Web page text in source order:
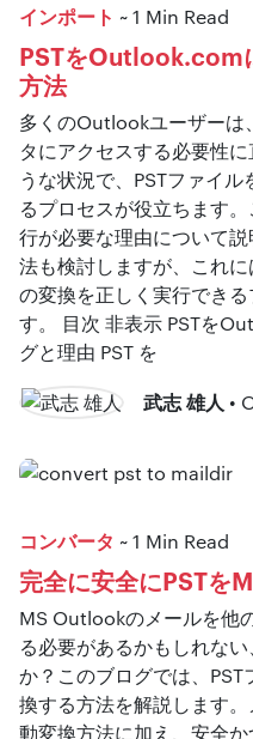
インポート ~ 1 Min Read
PSTをOutlook.com
方法
多くのOutlookユーザーは
タにアクセスする必要性
うな状況で、PSTファイ
るプロセスが役立ちます
行が必要な理由について
法も検討しますが、これ
の変換を正しく実行でき
す。 目次 非表示 PSTを
グと理由 PST を
武志 雄人 •
コンバータ ~ 1 Min Read
完全に安全にPSTを
MS Outlookのメールを他
る必要があるかもしれな
か？このブログでは、
換する方法を解説します
動変換方法に加え、安全